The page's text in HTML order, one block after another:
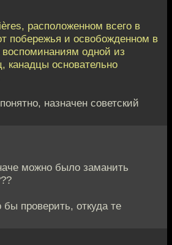
расположенном всего в
побережья и освобожденном в
одной из
канадцы основательно
назначен советский
можно было заманить
проверить, откуда те